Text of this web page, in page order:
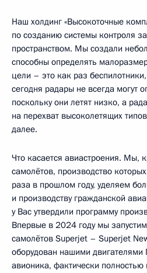
Наш холдинг «Высокоточные
по созданию системы контроля
пространством. Мы создали
способны определять
цели – это как раз
сегодня радары не всегда могут
поскольку они летят низко, а
на перехват высоколетящих
далее.
Что касается авиастроения. Мы,
самолётов, производство
раза в прошлом году, уделяем
и производству гражданской
у Вас утвердили программу
Впервые в 2024 году мы
самолётов Superjet – Superjet
оборудован нашими
авионика, фактически